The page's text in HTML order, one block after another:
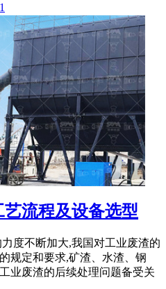
流程及设备选型
度不断加大,我国对工业废渣的
规定和要求,矿渣、水渣、钢
业废渣的后续处理问题备受关